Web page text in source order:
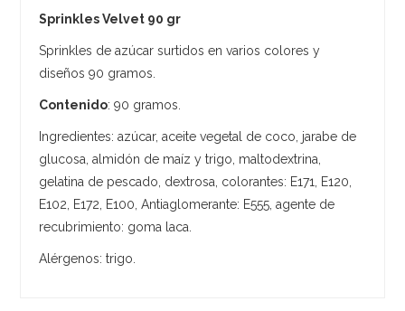
Sprinkles Velvet 90 gr
Sprinkles de azúcar surtidos en varios colores y
diseños 90 gramos.
Contenido: 90 gramos.
Ingredientes: azúcar, aceite vegetal de coco, jarabe de
glucosa, almidón de maíz y trigo, maltodextrina,
gelatina de pescado, dextrosa, colorantes: E171, E120,
E102, E172, E100, Antiaglomerante: E555, agente de
recubrimiento: goma laca.
Alérgenos: trigo.